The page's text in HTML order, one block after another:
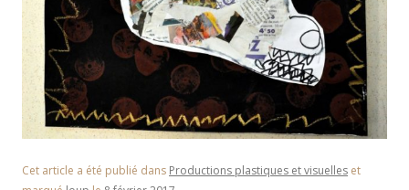
Cet article a été publié dans Productions plastiques et visuelles et